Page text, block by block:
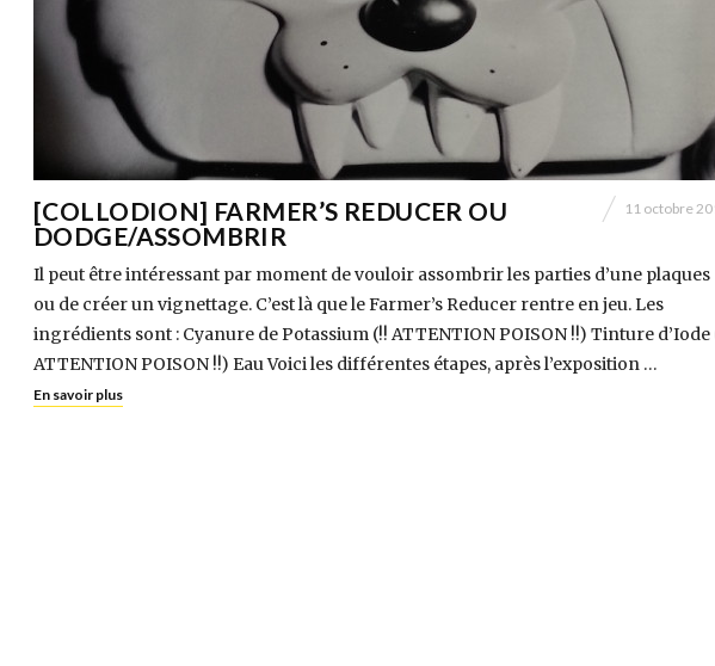
[COLLODION] FARMER’S REDUCER OU
DODGE/ASSOMBRIR
11 octobre
Il peut être intéressant par moment de vouloir assombrir les parties d’une plaques
ou de créer un vignettage. C’est là que le Farmer’s Reducer rentre en jeu. Les
ingrédients sont : Cyanure de Potassium (!! ATTENTION POISON !!) Tinture d’Iode
ATTENTION POISON !!) Eau Voici les différentes étapes, après l’exposition …
En savoir plus